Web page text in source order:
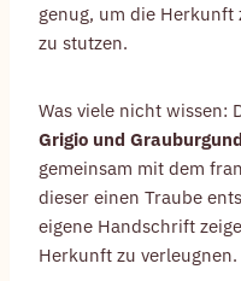
genug, um die Herkunft
zu stutzen.
Was viele nicht wissen:
Grigio und
gemeinsam mit dem
dieser einen Traube
eigene Handschrift
Herkunft zu verleugnen.